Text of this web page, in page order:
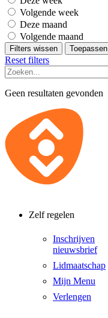
Volgende week
Deze maand
Volgende maand
Filters wissen Toepassen
Reset filters
Geen resultaten gevonden
Zelf regelen
Inschrijven
nieuwsbrief
Lidmaatschap
Mijn Menu
Verlengen